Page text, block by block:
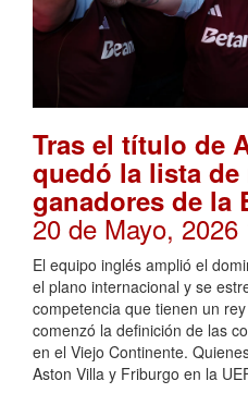
Tras el título de
quedó la lista de
ganadores de la
20 de Mayo, 2026
El equipo inglés amplió el
el plano internacional y se
competencia que tienen un
comenzó la definición de las
en el Viejo Continente.
Aston Villa y Friburgo en la